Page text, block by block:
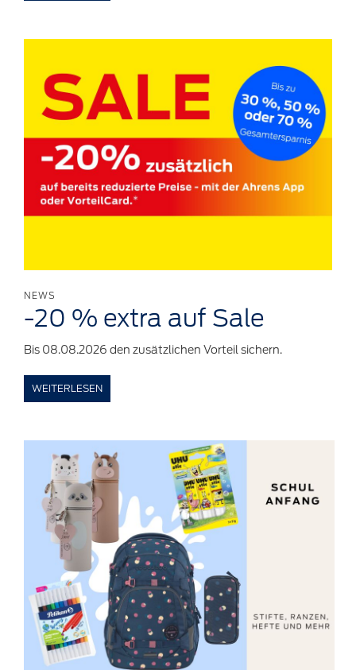
NEWS
-20 % extra auf Sale
Bis 08.08.2026 den zusätzlichen Vorteil sichern.
WEITERLESEN